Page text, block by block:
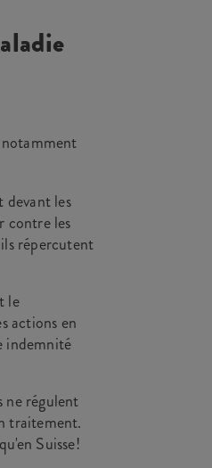
notamment
devant les
contre les
répercutent
le
actions en
indemnité
ne régulent
traitement.
Suisse!